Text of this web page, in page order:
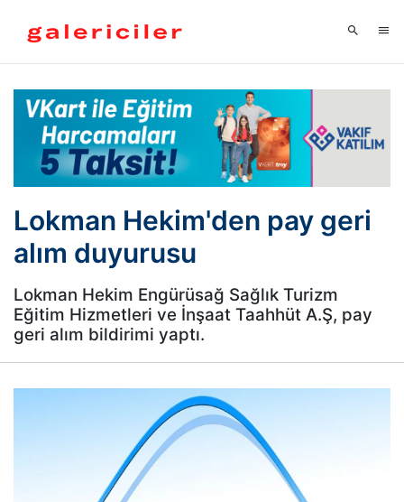
Lokman Hekim'den pay geri
alım duyurusu
Lokman Hekim Engürüsağ Sağlık Turizm
Eğitim Hizmetleri ve İnşaat Taahhüt A.Ş, pay
geri alım bildirimi yaptı.